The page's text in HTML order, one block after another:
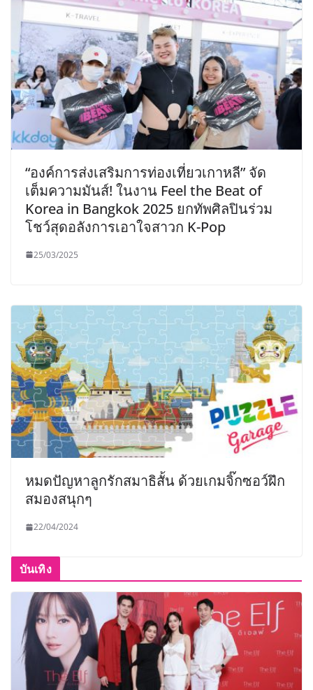
“องค์การส่งเสริมการท่องเที่ยวเกาหลี” จัด
เต็มความมันส์! ในงาน Feel the Beat of
Korea in Bangkok 2025 ยกทัพศิลปินร่วม
โชว์สุดอลังการเอาใจสาวก K-Pop
25/03/2025
หมดปัญหาลูกรักสมาธิสั้น ด้วยเกมจิ๊กซอว์ฝึก
สมองสนุกๆ
22/04/2024
บันเทิง